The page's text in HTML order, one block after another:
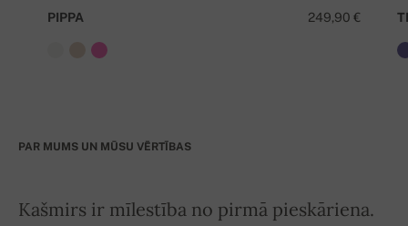
249,90 €
PIPPA
PAR MUMS UN MŪSU VĒRTĪBAS
Kašmirs ir mīlestība no pirmā pieskāriena.